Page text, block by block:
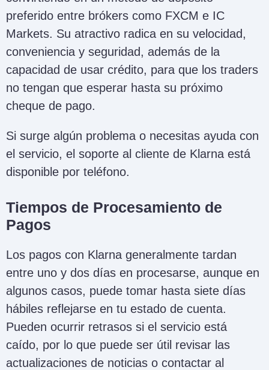
preferido entre brókers como FXCM e IC
Markets. Su atractivo radica en su velocidad,
conveniencia y seguridad, además de la
capacidad de usar crédito, para que los traders
no tengan que esperar hasta su próximo
cheque de pago.
Si surge algún problema o necesitas ayuda con
el servicio, el soporte al cliente de Klarna está
disponible por teléfono.
Tiempos de Procesamiento de
Pagos
Los pagos con Klarna generalmente tardan
entre uno y dos días en procesarse, aunque en
algunos casos, puede tomar hasta siete días
hábiles reflejarse en tu estado de cuenta.
Pueden ocurrir retrasos si el servicio está
caído, por lo que puede ser útil revisar las
actualizaciones de noticias o contactar al